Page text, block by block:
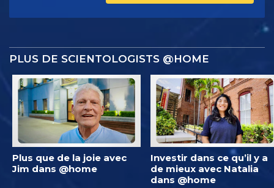
PLUS DE SCIENTOLOGISTS @HOME
Plus que de la joie avec
Jim dans @home
Investir dans ce qu’il y a
de mieux avec Natalia
dans @home